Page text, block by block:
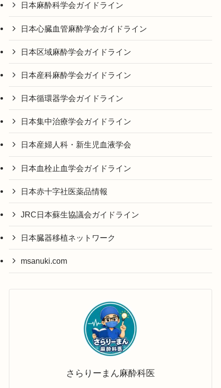
日本麻酔科学会ガイドライン
日本心臓血管麻酔学会ガイドライン
日本区域麻酔学会ガイドライン
日本産科麻酔学会ガイドライン
日本循環器学会ガイドライン
日本集中治療学会ガイドライン
日本産婦人科・新生児血液学会
日本血栓止血学会ガイドライン
日本赤十字社医薬品情報
JRC日本蘇生協議会ガイドライン
日本臓器移植ネットワーク
msanuki.com
さらりーまん麻酔科医